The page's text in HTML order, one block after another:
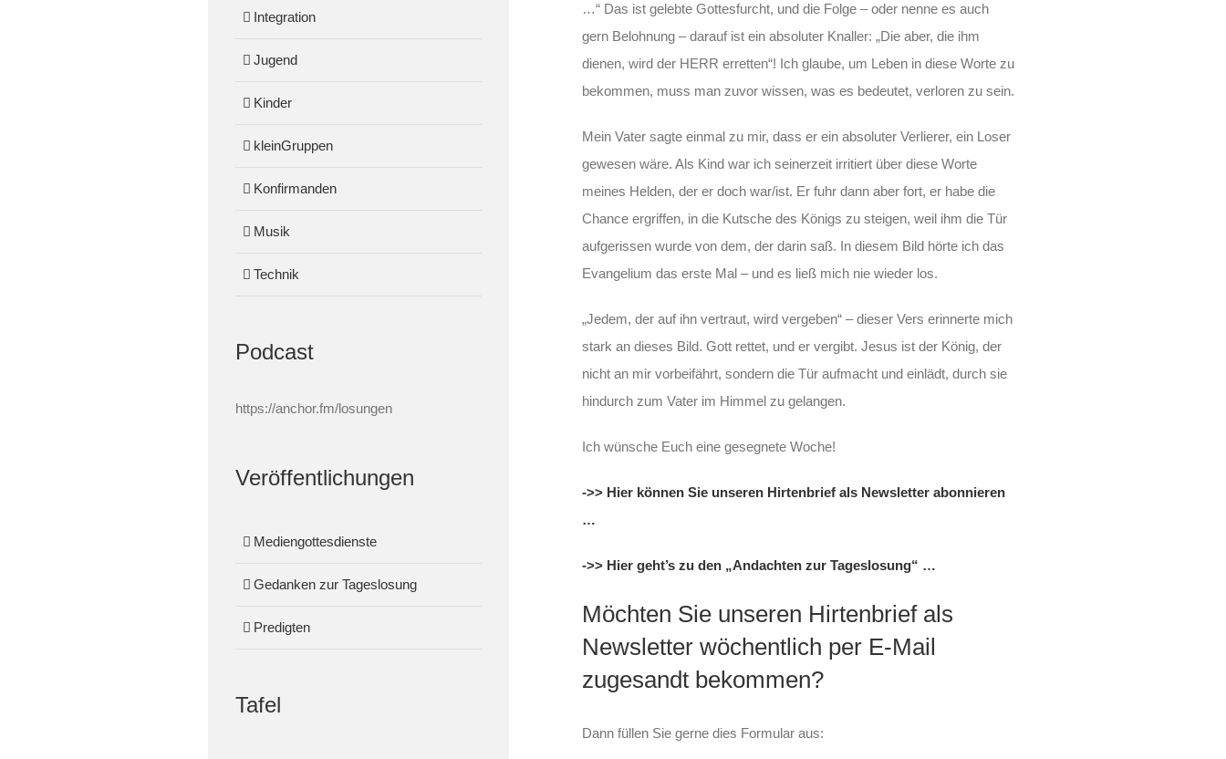
…“ Das ist gelebte Gottesfurcht, und die Folge – oder nenne es auch
gern Belohnung – darauf ist ein absoluter Knaller: „Die aber, die ihm
dienen, wird der HERR erretten“! Ich glaube, um Leben in diese Worte zu
bekommen, muss man zuvor wissen, was es bedeutet, verloren zu sein.
Mein Vater sagte einmal zu mir, dass er ein absoluter Verlierer, ein Loser
gewesen wäre. Als Kind war ich seinerzeit irritiert über diese Worte
meines Helden, der er doch war/ist. Er fuhr dann aber fort, er habe die
Chance ergriffen, in die Kutsche des Königs zu steigen, weil ihm die Tür
aufgerissen wurde von dem, der darin saß. In diesem Bild hörte ich das
Evangelium das erste Mal – und es ließ mich nie wieder los.
„Jedem, der auf ihn vertraut, wird vergeben“ – dieser Vers erinnerte mich
stark an dieses Bild. Gott rettet, und er vergibt. Jesus ist der König, der
nicht an mir vorbeifährt, sondern die Tür aufmacht und einlädt, durch sie
hindurch zum Vater im Himmel zu gelangen.
Ich wünsche Euch eine gesegnete Woche!
->> Hier können Sie unseren Hirtenbrief als Newsletter abonnieren
…
->> Hier geht’s zu den „Andachten zur Tageslosung“ …
Möchten Sie unseren Hirtenbrief als
Newsletter wöchentlich per E-Mail
zugesandt bekommen?
Dann füllen Sie gerne dies Formular aus:
Integration
Jugend
Kinder
kleinGruppen
Konfirmanden
Musik
Technik
Podcast
https://anchor.fm/losungen
Veröffentlichungen
Mediengottesdienste
Gedanken zur Tageslosung
Predigten
Tafel